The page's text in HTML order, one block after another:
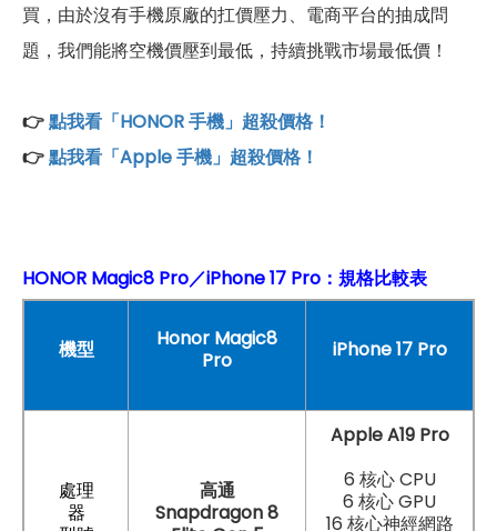
買，由於沒有手機原廠的扛價壓力、電商平台的抽成問
題，我們能將空機價壓到最低，持續挑戰市場最低價！
👉點我看「HONOR 手機」超殺價格！
👉點我看「Apple 手機」超殺價格！
HONOR Magic8 Pro／iPhone 17 Pro：規格比較表
機型
Honor Magic8
Pro
iPhone 17 Pro
處理
器
高通
Snapdragon 8
Apple A19 Pro
6 核心 CPU
6 核心 GPU
16 核心神經網路